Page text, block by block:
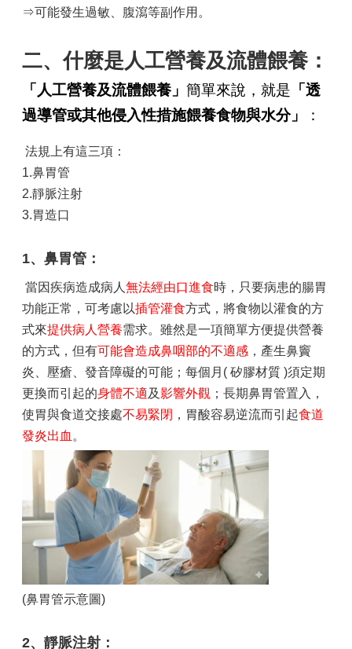
⇒可能發生過敏、腹瀉等副作用。
二、什麼是人工營養及流體餵養：
「人工營養及流體餵養」 簡單來說，就是 「透
過導管或其他侵入性措施餵養食物與水分」
：
法規上有這三項：
1.鼻胃管
2.靜脈注射
3.胃造口
1、鼻胃管：
當因疾病造成病人 無法經由口進食時，只要病患的腸胃
功能正常，可考慮以插管灌食方式，將食物以灌食的方
式來提供病人營養需求。雖然是一項簡單方便提供營養
的方式，但有可能會造成鼻咽部的不適感 ，產生鼻竇
炎、壓瘡、發音障礙的可能；每個月( 矽膠材質 )須定期
更換而引起的身體不適及影響外觀 ；長期鼻胃管置入，
使胃與食道交接處不易緊閉 ，胃酸容易逆流而引起食道
發炎出血 。
(鼻胃管示意圖)
2、靜脈注射：